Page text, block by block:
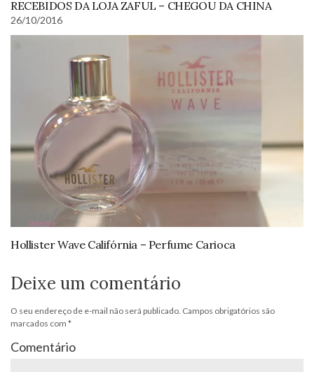
RECEBIDOS DA LOJA ZAFUL – CHEGOU DA CHINA
26/10/2016
Hollister Wave Califórnia – Perfume Carioca
Deixe um comentário
O seu endereço de e-mail não será publicado. Campos obrigatórios são
marcados com *
Comentário